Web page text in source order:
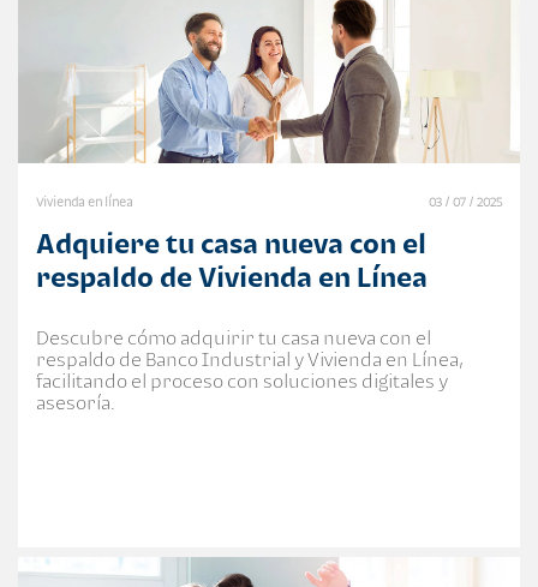
Vivienda en línea 03 / 07 / 2025
Adquiere tu casa nueva con el
respaldo de Vivienda en Línea
Descubre cómo adquirir tu casa nueva con el
respaldo de Banco Industrial y Vivienda en Línea,
facilitando el proceso con soluciones digitales y
asesoría.